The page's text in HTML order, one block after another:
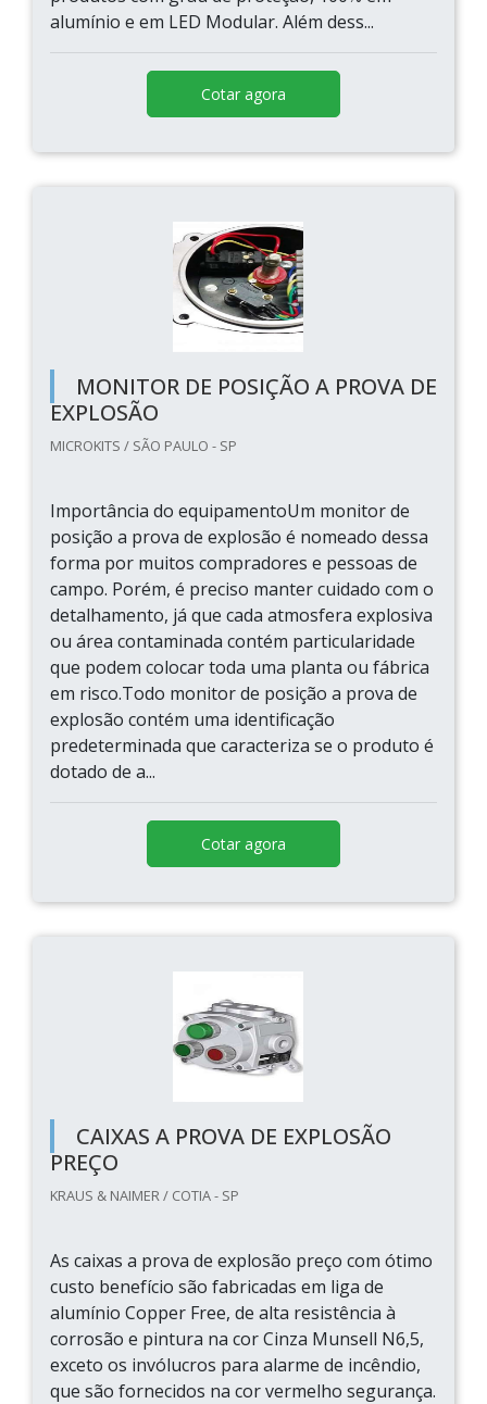
alumínio e em LED Modular. Além dess...
Cotar agora
MONITOR DE POSIÇÃO A PROVA DE
EXPLOSÃO
MICROKITS / SÃO PAULO - SP
Importância do equipamentoUm monitor de
posição a prova de explosão é nomeado dessa
forma por muitos compradores e pessoas de
campo. Porém, é preciso manter cuidado com o
detalhamento, já que cada atmosfera explosiva
ou área contaminada contém particularidade
que podem colocar toda uma planta ou fábrica
em risco.Todo monitor de posição a prova de
explosão contém uma identificação
predeterminada que caracteriza se o produto é
dotado de a...
Cotar agora
CAIXAS A PROVA DE EXPLOSÃO
PREÇO
KRAUS & NAIMER / COTIA - SP
As caixas a prova de explosão preço com ótimo
custo benefício são fabricadas em liga de
alumínio Copper Free, de alta resistência à
corrosão e pintura na cor Cinza Munsell N6,5,
exceto os invólucros para alarme de incêndio,
que são fornecidos na cor vermelho segurança.